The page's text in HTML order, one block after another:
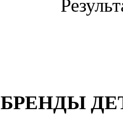
БРЕНДЫ